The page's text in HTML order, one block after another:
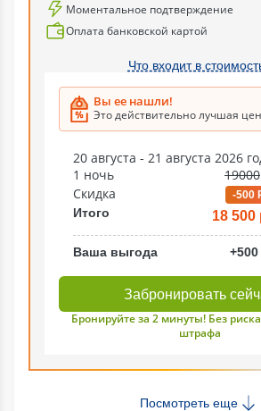
Моментальное подтверждение
Оплата банковской картой
Что входит в
Вы ее нашли!
Это действительно лучшая
20 августа - 21 августа 2026
1 ночь
19000
Скидка
-500
Итого 18 500
Ваша выгода
Забронировать
Бронируйте за 2 минуты! Без
штрафа
Посмотреть еще